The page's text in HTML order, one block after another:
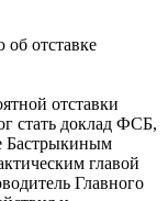
отставке
отставки
стать доклад ФСБ,
Бастрыкиным
главой
Главного